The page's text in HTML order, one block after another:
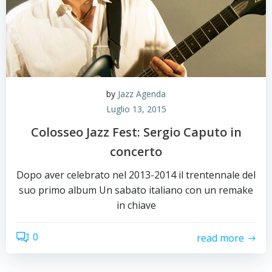
by Jazz Agenda
Luglio 13, 2015
Colosseo Jazz Fest: Sergio Caputo in
concerto
Dopo aver celebrato nel 2013-2014 il trentennale del
suo primo album Un sabato italiano con un remake
in chiave
0 read more